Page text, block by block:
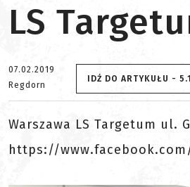
LS
07.02.2019
Regdorn
IDŹ DO ARTYKUŁU -
Warszawa LS Targetum ul.
https://